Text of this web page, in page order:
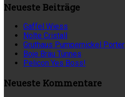
Neueste Beiträge
Gaffel Wiess
Nolte Cristall
Gruthaus Pumpernickel Porter
Boje Bräu Tünnes
Pelicon Yes Boss!
Neueste Kommentare